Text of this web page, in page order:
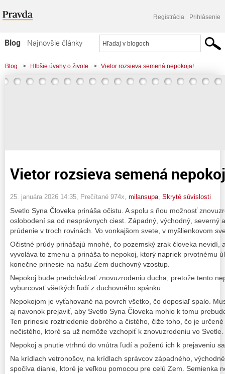
Registrácia Prihlásenie
Blog
Najnovšie články
Najčítanejšie články
Najkomentovanejšie články
Blog > Hlbšie úvahy o živote > Vietor rozsieva semená nepokoja!
Vietor rozsieva semená
25. januára 2026 14:35 , Prečítané 974x, milansupa Skryté súvislosti
Svetlo Syna Človeka prináša očistu. A spolu s ňou možnosť
oslobodení sa od nesprávnych ciest. Západný, východný, severný
prúdenie v troch rovinách. Vo vonkajšom svete, v myšlienkovom
Očistné prúdy prinášajú mnohé, čo pozemský zrak človeka nevidí,
vyvoláva to zmenu a prináša to nepokoj, ktorý napriek prvotnému
konečne prinesie na našu Zem duchovný vzostup.
Nepokoj bude predchádzať znovuzrodeniu ducha, pretože tento
vyburcovať všetkých ľudí z duchovného spánku.
Nepokojom je vyťahované na povrch všetko, čo doposiaľ spalo.
aj navonok prejaviť, aby Svetlo Syna Človeka mohlo k tomu
Ten prinesie roztriedenie dobrého a čistého, čiže toho, čo je
nečistého, ktoré sa už nemôže vzchopiť k znovuzrodeniu vo Svetle.
Nepokoj a pnutie vtrhnú do vnútra ľudí a poženú ich k prejaveniu
Na krídlach vetronošov, na krídlach správcov západného,
spočíva dianie, ktoré je veľkou pomocou pre celú Zem. Semienka